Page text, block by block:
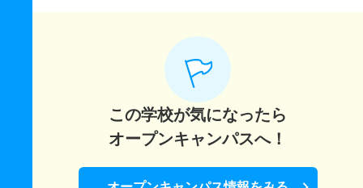
この学校が気になったら
オープンキャンパスへ！